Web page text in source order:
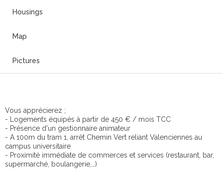
Housings
Map
Pictures
Vous apprécierez ;
- Logements équipés à partir de 450 € / mois TCC
- Présence d'un gestionnaire animateur
- A 100m du tram 1, arrêt Chemin Vert reliant Valenciennes au
campus universitaire
- Proximité immédiate de commerces et services (restaurant, bar,
supermarché, boulangerie,…)